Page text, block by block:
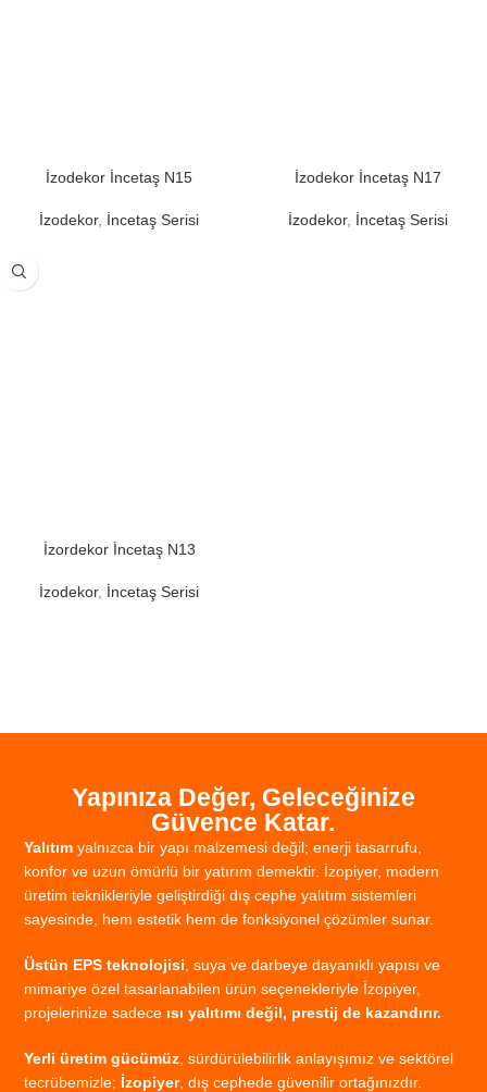
İzodekor İncetaş N15
İzodekor, İncetaş Serisi
İzodekor İncetaş N17
İzodekor, İncetaş Serisi
İzordekor İncetaş N13
İzodekor, İncetaş Serisi
Yapınıza Değer, Geleceğinize
Güvence Katar.
Yalıtım yalnızca bir yapı malzemesi değil; enerji tasarrufu,
konfor ve uzun ömürlü bir yatırım demektir. İzopiyer, modern
üretim teknikleriyle geliştirdiği dış cephe yalıtım sistemleri
sayesinde, hem estetik hem de fonksiyonel çözümler sunar.
Üstün EPS teknolojisi suya ve darbeye dayanıklı yapısı ve
mimariye özel tasarlanabilen ürün seçenekleriyle İzopiyer,
projelerinize sadece ısı yalıtımı değil, prestij de kazandırır.
Yerli üretim gücümüz sürdürülebilirlik anlayışımız ve sektörel
tecrübemizle; İzopiyer, dış cephede güvenilir ortağınızdır.